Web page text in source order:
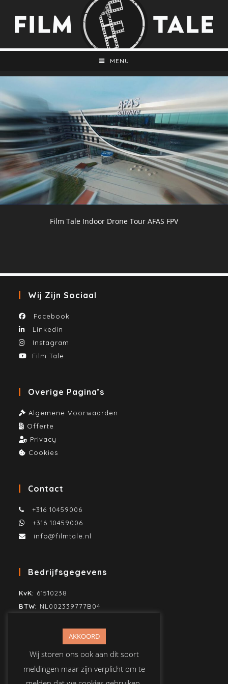
MENU
Film Tale Indoor Drone Tour AFAS FPV
Wij Zijn Sociaal
Facebook
Linkedin
Instagram
Film Tale
Overige Pagina’s
Algemene Voorwaarden
Offerte
Privacy
Cookies
Contact
+316 10459006
+316 10459006
info@filmtale.nl
Bedrijfsgegevens
KvK: 61510238
BTW: NL002339777B04
NL80KNAB0259860883
T.n.v. Mike Jonker Media
AKKOORD
Wij storen ons ook aan dit soort
meldingen maar zijn verplicht om te